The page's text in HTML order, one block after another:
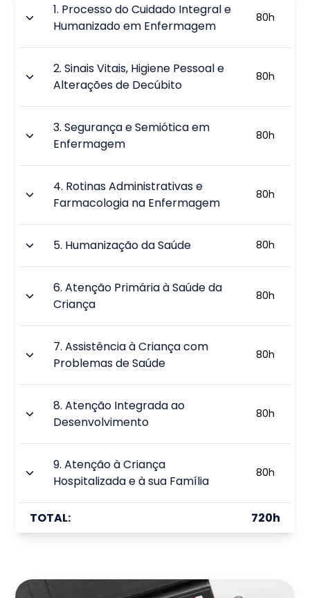
1. Processo do Cuidado Integral e
Humanizado em Enfermagem
80h
2.Sinais Vitais, Higiene Pessoal e
Alterações de Decúbito
80h
3.Segurança e Semiótica em
Enfermagem
80h
4. Rotinas Administrativas e
Farmacologia na Enfermagem
80h
5. Humanização da Saúde 80h
6.Atenção Primária à Saúde da
Criança
80h
7.Assistência à Criança com
Problemas de Saúde
80h
8.Atenção Integrada ao
Desenvolvimento
80h
9.Atenção à Criança
Hospitalizada e à sua Família
80h
TOTAL: 720h